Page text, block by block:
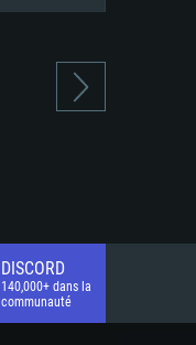
DISCORD
140,000+ dans la
communauté